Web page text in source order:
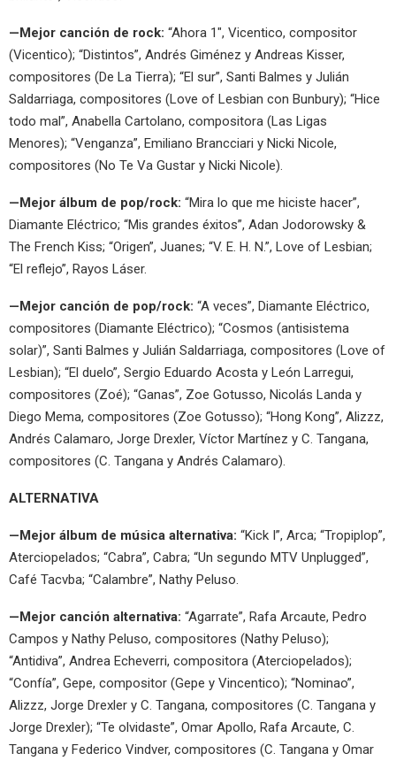
—Mejor canción de rock: “Ahora 1″, Vicentico, compositor
(Vicentico); “Distintos”, Andrés Giménez y Andreas Kisser,
compositores (De La Tierra); “El sur”, Santi Balmes y Julián
Saldarriaga, compositores (Love of Lesbian con Bunbury); “Hice
todo mal”, Anabella Cartolano, compositora (Las Ligas
Menores); “Venganza”, Emiliano Brancciari y Nicki Nicole,
compositores (No Te Va Gustar y Nicki Nicole).
—Mejor álbum de pop/rock: “Mira lo que me hiciste hacer”,
Diamante Eléctrico; “Mis grandes éxitos”, Adan Jodorowsky &
The French Kiss; “Origen”, Juanes; “V. E. H. N.”, Love of Lesbian;
“El reflejo”, Rayos Láser.
—Mejor canción de pop/rock: “A veces”, Diamante Eléctrico,
compositores (Diamante Eléctrico); “Cosmos (antisistema
solar)”, Santi Balmes y Julián Saldarriaga, compositores (Love of
Lesbian); “El duelo”, Sergio Eduardo Acosta y León Larregui,
compositores (Zoé); “Ganas”, Zoe Gotusso, Nicolás Landa y
Diego Mema, compositores (Zoe Gotusso); “Hong Kong”, Alizzz,
Andrés Calamaro, Jorge Drexler, Víctor Martínez y C. Tangana,
compositores (C. Tangana y Andrés Calamaro).
ALTERNATIVA
—Mejor álbum de música alternativa: “Kick I”, Arca; “Tropiplop”,
Aterciopelados; “Cabra”, Cabra; “Un segundo MTV Unplugged”,
Café Tacvba; “Calambre”, Nathy Peluso.
—Mejor canción alternativa: “Agarrate”, Rafa Arcaute, Pedro
Campos y Nathy Peluso, compositores (Nathy Peluso);
“Antidiva”, Andrea Echeverri, compositora (Aterciopelados);
“Confía”, Gepe, compositor (Gepe y Vincentico); “Nominao”,
Alizzz, Jorge Drexler y C. Tangana, compositores (C. Tangana y
Jorge Drexler); “Te olvidaste”, Omar Apollo, Rafa Arcaute, C.
Tangana y Federico Vindver, compositores (C. Tangana y Omar